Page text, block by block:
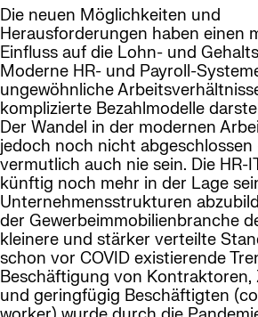
Die neuen Möglichkeiten und
Herausforderungen haben einen
Einfluss auf die Lohn- und
Moderne HR- und Payroll-
ungewöhnliche
komplizierte Bezahlmodelle
Der Wandel in der modernen
jedoch noch nicht
vermutlich auch nie sein. Die HR-
künftig noch mehr in der Lage
Unternehmensstrukturen
der Gewerbeimmobilienbranche
kleinere und stärker verteilte
schon vor COVID existierende
Beschäftigung von Kontraktoren,
und geringfügig Beschäftigten